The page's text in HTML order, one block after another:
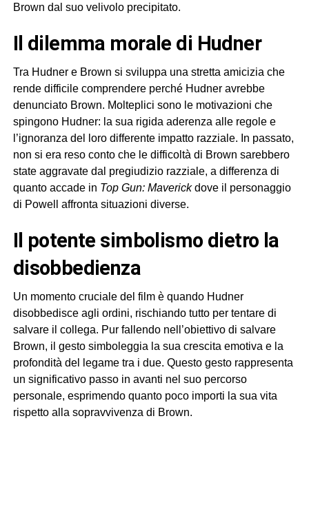
Brown dal suo velivolo precipitato.
Il dilemma morale di Hudner
Tra Hudner e Brown si sviluppa una stretta amicizia che
rende difficile comprendere perché Hudner avrebbe
denunciato Brown. Molteplici sono le motivazioni che
spingono Hudner: la sua rigida aderenza alle regole e
l’ignoranza del loro differente impatto razziale. In passato,
non si era reso conto che le difficoltà di Brown sarebbero
state aggravate dal pregiudizio razziale, a differenza di
quanto accade in Top Gun: Maverickdove il personaggio
di Powell affronta situazioni diverse.
Il potente simbolismo dietro la
disobbedienza
Un momento cruciale del film è quando Hudner
disobbedisce agli ordini, rischiando tutto per tentare di
salvare il collega. Pur fallendo nell’obiettivo di salvare
Brown, il gesto simboleggia la sua crescita emotiva e la
profondità del legame tra i due. Questo gesto rappresenta
un significativo passo in avanti nel suo percorso
personale, esprimendo quanto poco importi la sua vita
rispetto alla sopravvivenza di Brown.